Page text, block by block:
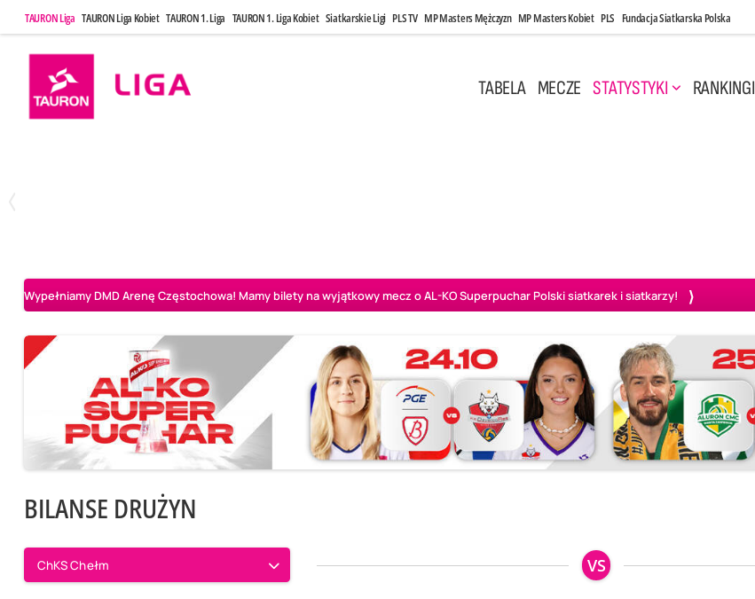
TAURON Liga TAURON Liga Kobiet TAURON 1. Liga TAURON 1. Liga Kobiet Siatkarskie Ligi PLS TV MP Masters Mężczyzn MP Masters Kobiet PLS Fundacja Siatkarska Polska
TABELA MECZE STATYSTYKI RANKINGI
Wypełniamy DMD Arenę Częstochowa! Mamy bilety na wyjątkowy mecz o AL-KO Superpuchar Polski siatkarek i siatkarzy!
BILANSE DRUŻYN
ChKS Chełm VS